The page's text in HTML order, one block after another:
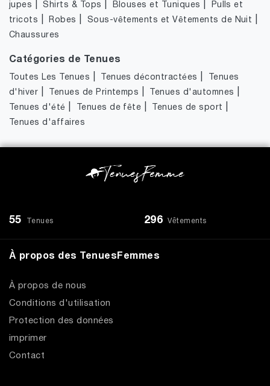
jupes |Shirts & Tops Blouses et Tuniques
Pulls et
tricots
Robes Sous-vêtements et Vêtements de Nuit
Chaussures
Catégories de Tenues
Toutes Les Tenues Tenues décontractées
Tenues
d'hiver
Tenues de Printemps Tenues d'automnes
Tenues d'été Tenues de fête Tenues de sport
Tenues d'affaires
55 Tenues 296 Vêtements
À propos des TenuesFemmes
À propos de nous
Conditions d'utilisation
Protection des données
imprimer
Contact